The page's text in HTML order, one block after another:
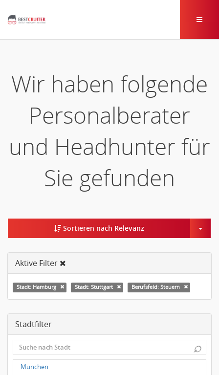
Wir haben folgende
Personalberater
und Headhunter für
Sie gefunden
Sortieren nach Relevanz
Aktive Filter
Stadt: Hamburg Stadt: Stuttgart Berufsfeld: Steuern
Stadtfilter
⌕
München